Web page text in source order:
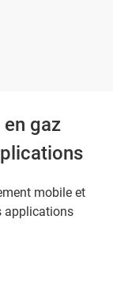
gaz
mobile et
applications